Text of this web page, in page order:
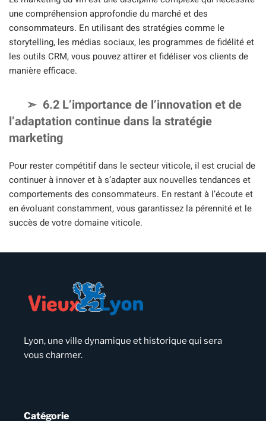
une compréhension approfondie du marché et des
consommateurs. En utilisant des stratégies comme le
storytelling, les médias sociaux, les programmes de fidélité et
les outils CRM, vous pouvez attirer et fidéliser vos clients de
manière efficace.
6.2 L’importance de l’innovation et de
l’adaptation continue dans la stratégie
marketing
Pour rester compétitif dans le secteur viticole, il est crucial de
continuer à innover et à s’adapter aux nouvelles tendances et
comportements des consommateurs. En restant à l’écoute et
en évoluant constamment, vous garantissez la pérennité et le
succès de votre domaine viticole.
Lyon, une ville dynamique et historique qui sera
vous charmer.
Catégorie